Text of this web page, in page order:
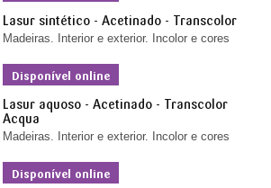
Lasur sintético - Acetinado - Transcolor
Madeiras. Interior e exterior. Incolor e cores
Disponível online
Lasur aquoso - Acetinado - Transcolor
Acqua
Madeiras. Interior e exterior. Incolor e cores
Disponível online